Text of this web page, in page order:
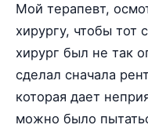
Мой терапевт,
хирургу, чтобы тот
хирург был не так
сделал сначала
которая дает
можно было